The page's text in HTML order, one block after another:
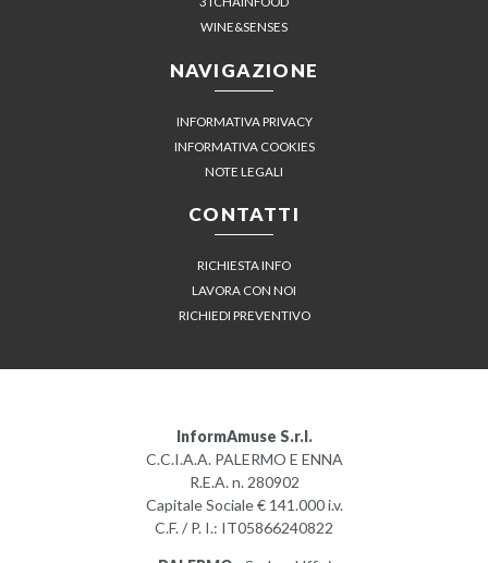
WINE&SENSES
NAVIGAZIONE
INFORMATIVA PRIVACY
INFORMATIVA COOKIES
NOTE LEGALI
CONTATTI
RICHIESTA INFO
LAVORA CON NOI
RICHIEDI PREVENTIVO
InformAmuse S.r.l.
C.C.I.A.A. PALERMO E ENNA
R.E.A. n. 280902
Capitale Sociale € 141.000 i.v.
C.F. / P. I.: IT05866240822